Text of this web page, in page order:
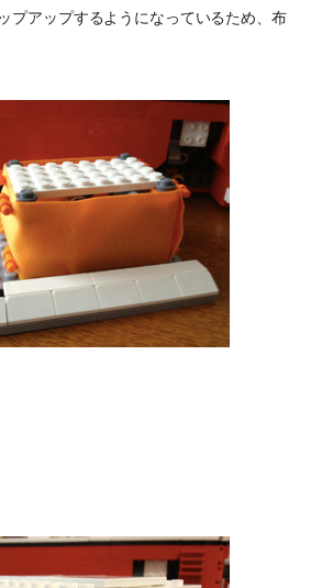
プアップするようになっているため、布